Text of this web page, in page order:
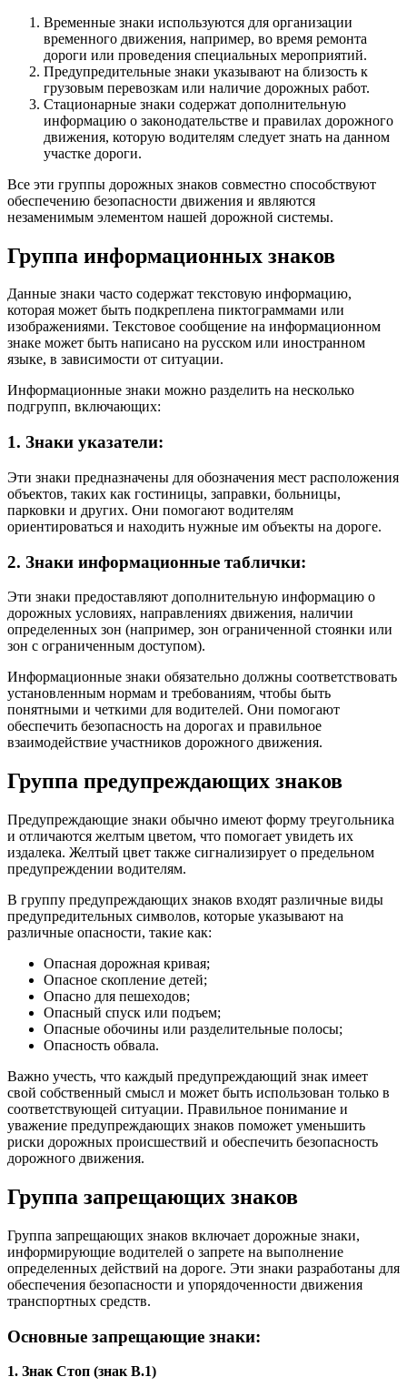
Временные знаки используются для организации
временного движения, например, во время ремонта
дороги или проведения специальных мероприятий.
Предупредительные знаки указывают на близость к
грузовым перевозкам или наличие дорожных работ.
Стационарные знаки содержат дополнительную
информацию о законодательстве и правилах дорожного
движения, которую водителям следует знать на данном
участке дороги.
Все эти группы дорожных знаков совместно способствуют
обеспечению безопасности движения и являются
незаменимым элементом нашей дорожной системы.
Группа информационных знаков
Данные знаки часто содержат текстовую информацию,
которая может быть подкреплена пиктограммами или
изображениями. Текстовое сообщение на информационном
знаке может быть написано на русском или иностранном
языке, в зависимости от ситуации.
Информационные знаки можно разделить на несколько
подгрупп, включающих:
1. Знаки указатели:
Эти знаки предназначены для обозначения мест расположения
объектов, таких как гостиницы, заправки, больницы,
парковки и других. Они помогают водителям
ориентироваться и находить нужные им объекты на дороге.
2. Знаки информационные таблички:
Эти знаки предоставляют дополнительную информацию о
дорожных условиях, направлениях движения, наличии
определенных зон (например, зон ограниченной стоянки или
зон с ограниченным доступом).
Информационные знаки обязательно должны соответствовать
установленным нормам и требованиям, чтобы быть
понятными и четкими для водителей. Они помогают
обеспечить безопасность на дорогах и правильное
взаимодействие участников дорожного движения.
Группа предупреждающих знаков
Предупреждающие знаки обычно имеют форму треугольника
и отличаются желтым цветом, что помогает увидеть их
издалека. Желтый цвет также сигнализирует о предельном
предупреждении водителям.
В группу предупреждающих знаков входят различные виды
предупредительных символов, которые указывают на
различные опасности, такие как:
Опасная дорожная кривая;
Опасное скопление детей;
Опасно для пешеходов;
Опасный спуск или подъем;
Опасные обочины или разделительные полосы;
Опасность обвала.
Важно учесть, что каждый предупреждающий знак имеет
свой собственный смысл и может быть использован только в
соответствующей ситуации. Правильное понимание и
уважение предупреждающих знаков поможет уменьшить
риски дорожных происшествий и обеспечить безопасность
дорожного движения.
Группа запрещающих знаков
Группа запрещающих знаков включает дорожные знаки,
информирующие водителей о запрете на выполнение
определенных действий на дороге. Эти знаки разработаны для
обеспечения безопасности и упорядоченности движения
транспортных средств.
Основные запрещающие знаки:
1. Знак Стоп (знак B.1)